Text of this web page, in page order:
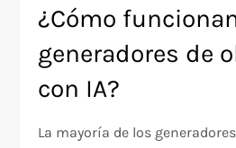
¿Cómo
generadores de
con IA?
La mayoría de los